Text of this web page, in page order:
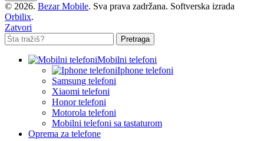
© 2026. Bezar Mobile. Sva prava zadržana. Softverska izrada
Orbilix.
Zatvori
Pretraga
Mobilni telefoni
Iphone telefoni
Samsung telefoni
Xiaomi telefoni
Honor telefoni
Motorola telefoni
Mobilni telefoni sa tastaturom
Oprema za telefone